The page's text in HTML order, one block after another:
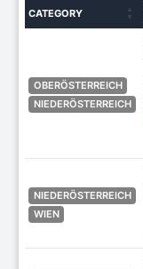
CATEGORY
OBERÖSTERREICH
NIEDERÖSTERREICH
NIEDERÖSTERREICH
WIEN